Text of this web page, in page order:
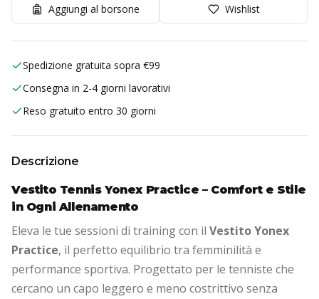
Aggiungi al borsone Wishlist
Spedizione gratuita sopra €99
Consegna in 2-4 giorni lavorativi
Reso gratuito entro 30 giorni
Descrizione
Vestito Tennis Yonex Practice – Comfort e Stile
in Ogni Allenamento
Eleva le tue sessioni di training con il Vestito Yonex
Practice, il perfetto equilibrio tra femminilità e
performance sportiva. Progettato per le tenniste che
cercano un capo leggero e meno costrittivo senza